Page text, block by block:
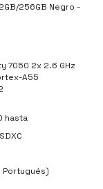
256GB Negro -
7050 2x 2.6 GHz
A55
hasta
Portugués)